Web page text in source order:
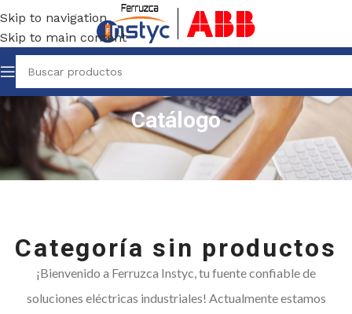
Skip to navigation
Skip to main content
Catálogo
Categoría sin productos
¡Bienvenido a Ferruzca Instyc, tu fuente confiable de
soluciones eléctricas industriales! Actualmente estamos